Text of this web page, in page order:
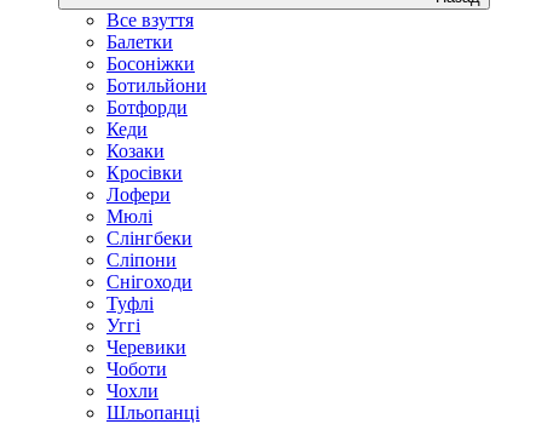
Все взуття
Балетки
Босоніжки
Ботильйони
Ботфорди
Кеди
Козаки
Кросівки
Лофери
Мюлі
Слінгбеки
Сліпони
Снігоходи
Туфлі
Уггі
Черевики
Чоботи
Чохли
Шльопанці